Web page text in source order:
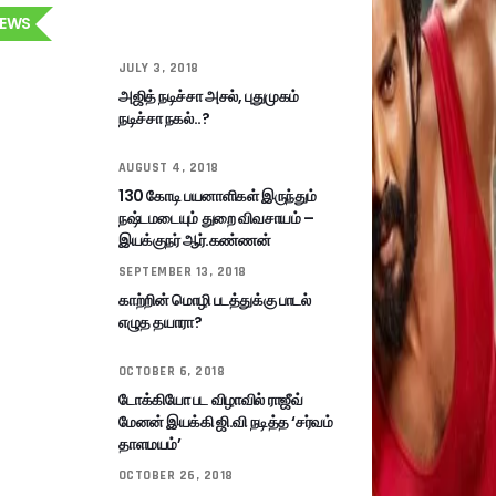
JULY 3, 2018
அஜித் நடிச்சா அசல், புதுமுகம்
நடிச்சா நகல்..?
AUGUST 4, 2018
130 கோடி பயனாளிகள் இருந்தும்
நஷ்டமடையும் துறை விவசாயம் –
இயக்குநர் ஆர்.கண்ணன்
SEPTEMBER 13, 2018
காற்றின் மொழி படத்துக்கு பாடல்
எழுத தயாரா?
OCTOBER 6, 2018
டோக்கியோ பட விழாவில் ராஜீவ்
மேனன் இயக்கி ஜி.வி நடித்த ‘சர்வம்
தாளமயம்’
OCTOBER 26, 2018